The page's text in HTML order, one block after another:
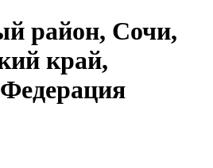
район, Сочи,
край,